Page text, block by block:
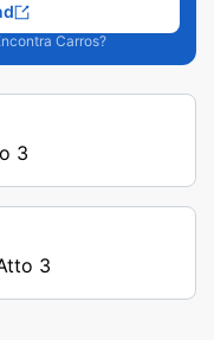
Carros?
3
3